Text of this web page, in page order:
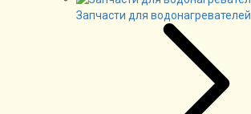
Запчасти для водонагревателей